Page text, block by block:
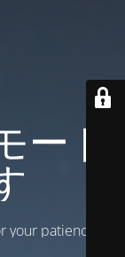
ド
patience!